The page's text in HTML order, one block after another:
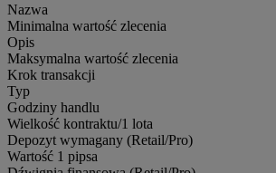
Nazwa
Minimalna wartość zlecenia
Opis
Maksymalna wartość zlecenia
Krok transakcji
Typ
Godziny handlu
Wielkość kontraktu/1 lota
Depozyt wymagany (Retail/Pro)
Wartość 1 pipsa